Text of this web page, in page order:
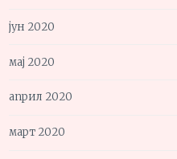
јун 2020
мај 2020
април 2020
март 2020